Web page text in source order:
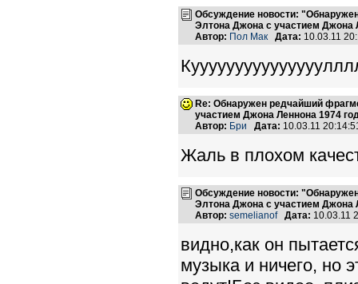
Обсуждение новости:
Элтона Джона с участием Джона
Автор: Пол Мак Дата: 10.03.11
Re: Обнаружен редчайший
участием Джона Леннона 1974
Автор: Бри Дата: 10.03.11
Жаль в плохом
Обсуждение новости:
Элтона Джона с участием Джона
Автор: semelianof Дата: 10.03.11
видно,как он
музыка и ничего, но